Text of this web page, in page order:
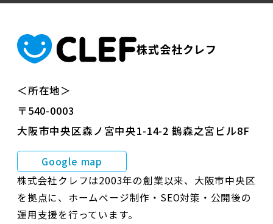
株式会社クレフ
＜所在地＞
〒540-0003
大阪市中央区森ノ宮中央1-14-2 鵲森之宮ビル8F
Google map
株式会社クレフは2003年の創業以来、大阪市中央区
を拠点に、ホームページ制作・SEO対策・公開後の
運用支援を行っています。